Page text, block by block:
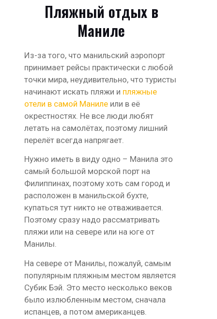
Пляжный отдых в
Маниле
Из-за того, что манильский аэропорт
принимает рейсы практически с любой
точки мира, неудивительно, что туристы
начинают искать пляжи и пляжные
отели в самой Маниле или в её
окрестностях. Не все люди любят
летать на самолётах, поэтому лишний
перелёт всегда напрягает.
Нужно иметь в виду одно – Манила это
самый большой морской порт на
Филиппинах, поэтому хоть сам город и
расположен в манильской бухте,
купаться тут никто не отваживается.
Поэтому сразу надо рассматривать
пляжи или на севере или на юге от
Манилы.
На севере от Манилы, пожалуй, самым
популярным пляжным местом является
Субик Бэй. Это место несколько веков
было излюбленным местом, сначала
испанцев, а потом американцев.